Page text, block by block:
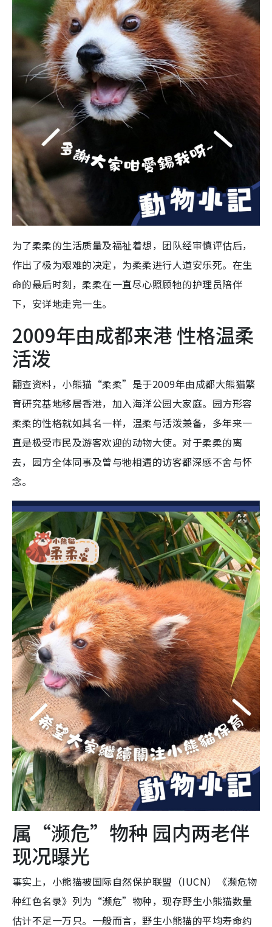
为了柔柔的生活质量及福祉着想，团队经审慎评估后，
作出了极为艰难的决定，为柔柔进行人道安乐死。在生
命的最后时刻，柔柔在一直尽心照顾牠的护理员陪伴
下，安详地走完一生。
2009年由成都来港 性格温柔
活泼
翻查资料，小熊猫“柔柔”是于2009年由成都大熊猫繁
育研究基地移居香港，加入海洋公园大家庭。园方形容
柔柔的性格就如其名一样，温柔与活泼兼备，多年来一
直是极受市民及游客欢迎的动物大使。对于柔柔的离
去，园方全体同事及曾与牠相遇的访客都深感不舍与怀
念。
属“濒危”物种 园内两老伴
现况曝光
事实上，小熊猫被国际自然保护联盟（IUCN）《濒危物
种红色名录》列为“濒危”物种，现存野生小熊猫数量
估计不足一万只。一般而言，野生小熊猫的平均寿命约